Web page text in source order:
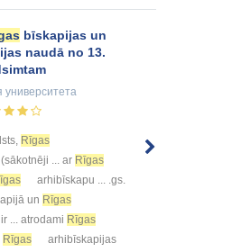
bīskapijas un
naudā no 13.
университета
Rīgas
... ar Rīgas
arhibīskapu ... .gs.
un Rīgas
... atrodami Rīgas
Rīgas
arhibīskapijas